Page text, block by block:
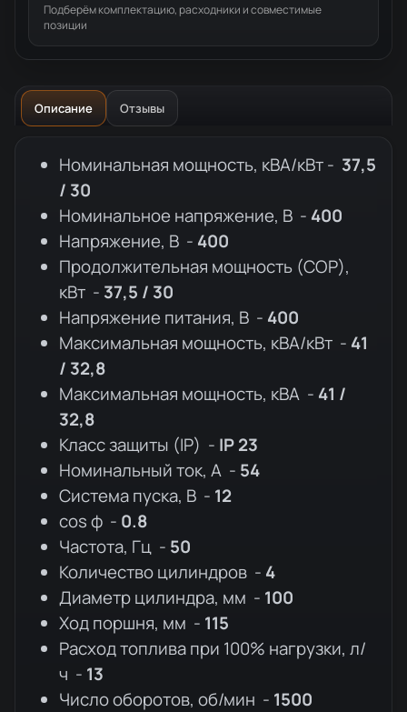
Подберём комплектацию, расходники и совместимые
позиции
Описание Отзывы
Описание товара
Номинальная мощность, кВА/кВт - 37,5
/ 30
Номинальное напряжение, В - 400
Напряжение, В - 400
Продолжительная мощность (COP),
кВт - 37,5 / 30
Напряжение питания, В - 400
Максимальная мощность, кВА/кВт - 41
/ 32,8
Максимальная мощность, кВА - 41 /
32,8
Класс защиты (IP) - IP 23
Номинальный ток, A - 54
Система пуска, В - 12
cos ф - 0.8
Частота, Гц - 50
Количество цилиндров - 4
Диаметр цилиндра, мм - 100
Ход поршня, мм - 115
Расход топлива при 100% нагрузки, л/
ч - 13
Число оборотов, об/мин - 1500